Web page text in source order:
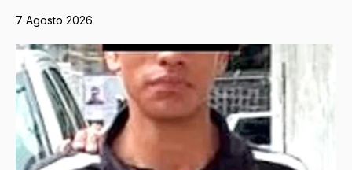
7 Agosto 2026